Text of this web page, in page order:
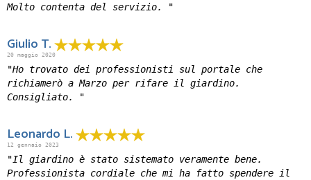
Molto contenta del servizio. "
Giulio T.
20 maggio 2020
"Ho trovato dei professionisti sul portale che
richiamerò a Marzo per rifare il giardino.
Consigliato. "
Leonardo L.
12 gennaio 2023
"Il giardino è stato sistemato veramente bene.
Professionista cordiale che mi ha fatto spendere il